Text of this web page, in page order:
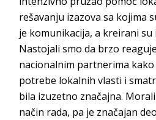
rešavanju izazova sa kojima
je komunikacija, a kreirani
Nastojali smo da brzo
nacionalnim partnerima
potrebe lokalnih vlasti i
bila izuzetno značajna.
način rada, pa je značajan